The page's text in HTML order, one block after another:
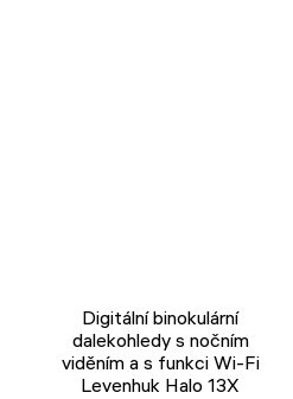
Digitální binokulární
dalekohledy s nočním
viděním a s funkci Wi-Fi
Levenhuk Halo 13X